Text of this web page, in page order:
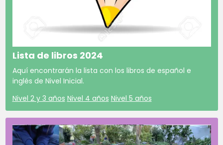
Lista de libros 2024
Aquí encontrarán la lista con los libros de español e
inglés de Nivel Inicial.
Nivel 2 y 3 años Nivel 4 años Nivel 5 años